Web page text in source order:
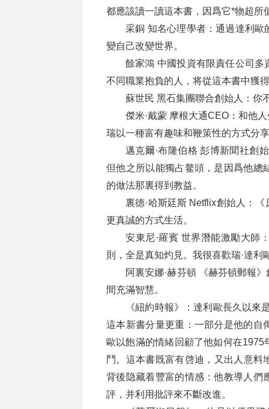
都應該讀一讀這本書，因爲它*物超所
采銅 知名心理學者：通過達利
變自己改變世界。
餘家鴻 中國投資有限責任公司
不同職業抱負的人，将從這本書中獲
蘇世民 黑石集團聯合創始人：你
傑米·戴蒙 摩根大通CEO：和他
瑞以一種富有趣味和鞭策性的方式分
邁克爾·布隆伯格 彭博新聞社創
但他之所以能獨占鳌頭，是因爲他總
的做法那裏得到教益。
裏德·哈斯廷斯 Netflix創始人：
更真誠的方式生活。
安東尼·羅賓 世界潛能激勵大師
則，全是真知灼見。我很喜歡瑞·達
阿裏安娜·赫芬頓 《赫芬頓郵報
間充滿智慧。
《紐約時報》：達利歐長久以
這本新書分量更重：一部分是他的自
歐以飽滿的情緒回顧了他如何在
鬥。這本書既富有啓迪，又出人意
背後隐藏着豐富的情感：他教導人們
評，并利用批評來不斷改進。